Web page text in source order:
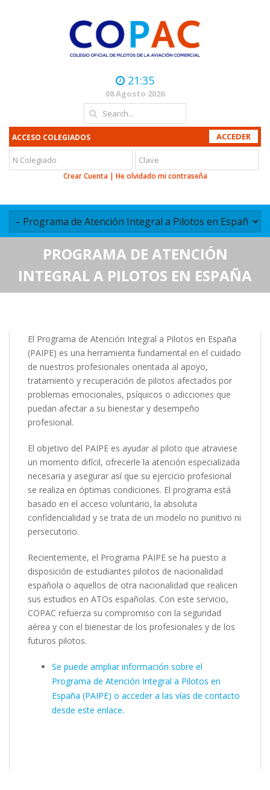
21:35
08 Agosto 2026
ACCESO COLEGIADOS
Crear Cuenta| He olvidado mi contraseña
PROGRAMA DE ATENCIÓN
INTEGRAL A PILOTOS EN ESPAÑA
El Programa de Atención Integral a Pilotos en España
(PAIPE) es una herramienta fundamental en el cuidado
de nuestros profesionales orientada al apoyo,
tratamiento y recuperación de pilotos afectados por
problemas emocionales, psíquicos o adicciones que
puedan afectar a su bienestar y desempeño
profesional.
El objetivo del PAIPE es ayudar al piloto que atraviese
un momento difícil, ofrecerle la atención especializada
necesaria y asegurar así que su ejercicio profesional
se realiza en óptimas condiciones. El programa está
basado en el acceso voluntario, la absoluta
confidencialidad y se trata de un modelo no punitivo ni
persecutorio.
Recientemente, el Programa PAIPE se ha puesto a
disposición de estudiantes pilotos de nacionalidad
española o aquellos de otra nacionalidad que realicen
sus estudios en ATOs españolas. Con este servicio,
COPAC refuerza su compromiso con la seguridad
aérea y con el bienestar de los profesionales y de los
futuros pilotos.
Se puede ampliar información sobre el
Programa de Atención Integral a Pilotos en
España (PAIPE) o acceder a las vías de contacto
desde este enlace.